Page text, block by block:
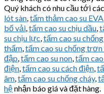
Quý khách có nhu cầu tới
lót sàn,tấm thảm cao su EVA
bố vải,tấm cao su chịu dầu,
su chịu lực,tấm cao su
thấm,tấm cao su chống
đập,tấm cao su non,tấm
điện,tấm cao su cách điện,
âm,tấm cao su chống cháy,
hệnhận báo giá và đặt hàng.